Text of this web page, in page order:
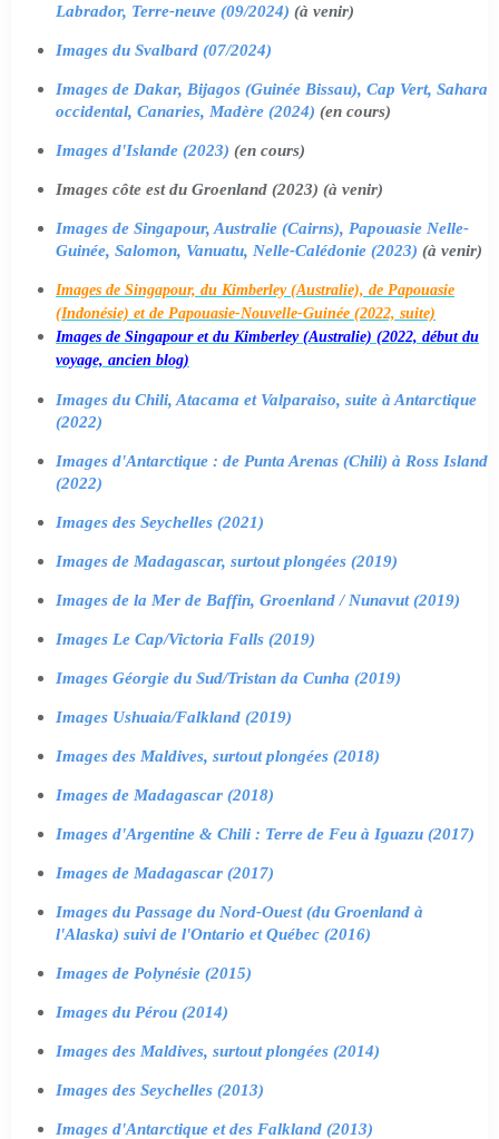
Labrador, Terre-neuve (09/2024) (à venir)
Images du Svalbard (07/2024)
Images de Dakar, Bijagos (Guinée Bissau), Cap Vert, Sahara
occidental, Canaries, Madère (2024) (en cours)
Images d'Islande (2023) (en cours)
Images côte est du Groenland (2023) (à venir)
Images de Singapour, Australie (Cairns), Papouasie Nelle-
Guinée, Salomon, Vanuatu, Nelle-Calédonie (2023) (à venir)
Images de Singapour, du Kimberley (Australie), de Papouasie
(Indonésie) et de Papouasie-Nouvelle-Guinée (2022, suite)
Images de Singapour et du Kimberley (Australie) (2022, début du
voyage, ancien blog)
Images du Chili, Atacama et Valparaiso, suite à Antarctique
(2022)
Images d'Antarctique : de Punta Arenas (Chili) à Ross Island
(2022)
Images des Seychelles (2021)
Images de Madagascar, surtout plongées (2019)
Images de la Mer de Baffin, Groenland / Nunavut (2019)
Images Le Cap/Victoria Falls (2019)
Images Géorgie du Sud/Tristan da Cunha (2019)
Images Ushuaia/Falkland (2019)
Images des Maldives, surtout plongées (2018)
Images de Madagascar (2018)
Images d'Argentine & Chili : Terre de Feu à Iguazu (2017)
Images de Madagascar (2017)
Images du Passage du Nord-Ouest (du Groenland à
l'Alaska) suivi de l'Ontario et Québec (2016)
Images de Polynésie (2015)
Images du Pérou (2014)
Images des Maldives, surtout plongées (2014)
Images des Seychelles (2013)
Images d'Antarctique et des Falkland (2013)